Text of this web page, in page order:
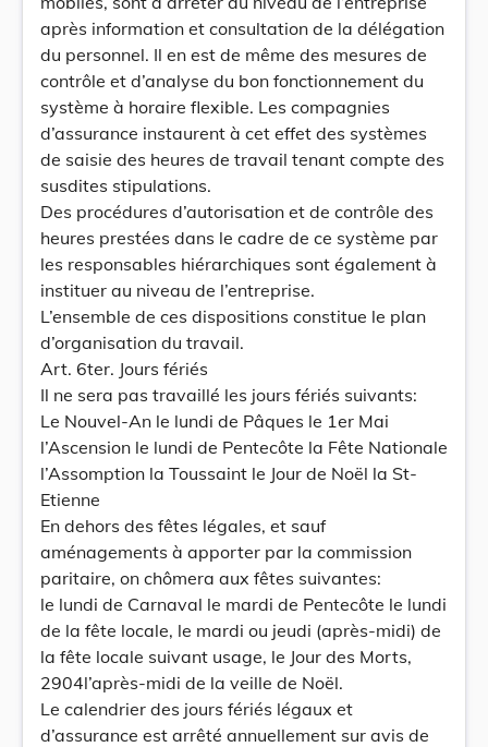
après information et consultation de la délégation
du personnel. Il en est de même des mesures de
contrôle et d’analyse du bon fonctionnement du
système à horaire flexible. Les compagnies
d’assurance instaurent à cet effet des systèmes
de saisie des heures de travail tenant compte des
susdites stipulations.
Des procédures d’autorisation et de contrôle des
heures prestées dans le cadre de ce système par
les responsables hiérarchiques sont également à
instituer au niveau de l’entreprise.
L’ensemble de ces dispositions constitue le plan
d’organisation du travail.
Art. 6ter. Jours fériés
Il ne sera pas travaillé les jours fériés suivants:
Le Nouvel-An le lundi de Pâques le 1er Mai
l’Ascension le lundi de Pentecôte la Fête Nationale
l’Assomption la Toussaint le Jour de Noël la St-
Etienne
En dehors des fêtes légales, et sauf
aménagements à apporter par la commission
paritaire, on chômera aux fêtes suivantes:
le lundi de Carnaval le mardi de Pentecôte le lundi
de la fête locale, le mardi ou jeudi (après-midi) de
la fête locale suivant usage, le Jour des Morts,
2904l’après-midi de la veille de Noël.
Le calendrier des jours fériés légaux et
d’assurance est arrêté annuellement sur avis de